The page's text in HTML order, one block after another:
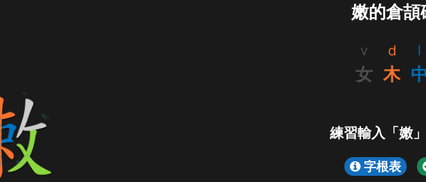
嫩的倉頡
v
女
d
木
l
練習輸入「嫩
字根表